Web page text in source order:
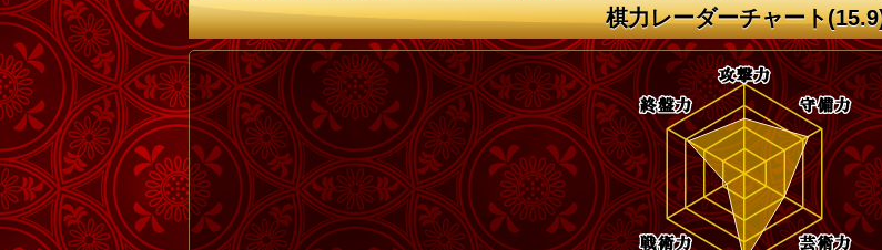
棋力レーダーチャート